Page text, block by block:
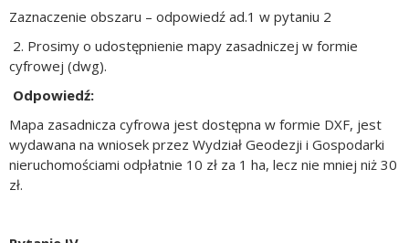
Zaznaczenie obszaru – odpowiedź ad.1 w pytaniu 2
2. Prosimy o udostępnienie mapy zasadniczej w formie
cyfrowej (dwg).
Odpowiedź:
Mapa zasadnicza cyfrowa jest dostępna w formie DXF, jest
wydawana na wniosek przez Wydział Geodezji i Gospodarki
nieruchomościami odpłatnie 10 zł za 1 ha, lecz nie mniej niż 30
zł.